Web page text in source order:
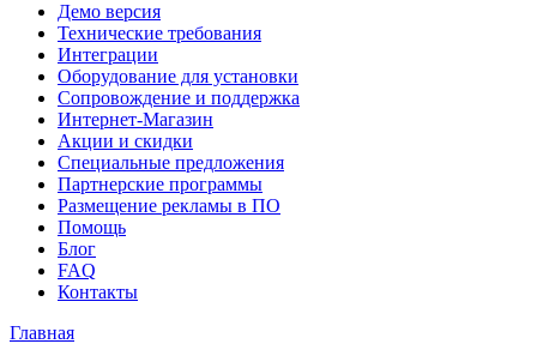
Демо версия
Технические требования
Интеграции
Оборудование для установки
Сопровождение и поддержка
Интернет-Магазин
Акции и скидки
Специальные предложения
Партнерские программы
Размещение рекламы в ПО
Помощь
Блог
FAQ
Контакты
Главная